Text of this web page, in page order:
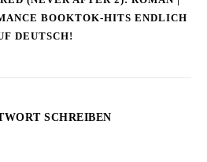
BOOKTOK-HITS ENDLICH
DEUTSCH!
SCHREIBEN